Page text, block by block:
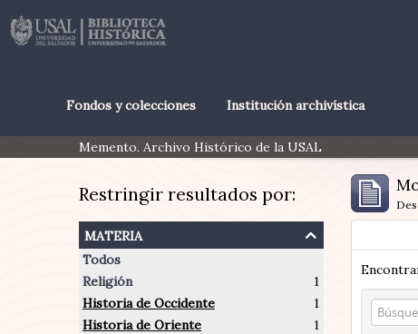
Fondos y colecciones Institución archivística
Memento. Archivo Histórico de la USAL
Restringir resultados por:
materia
Todos
Religión
1
Historia de Occidente
1
Historia de Oriente
1